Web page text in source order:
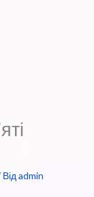
Відadmin